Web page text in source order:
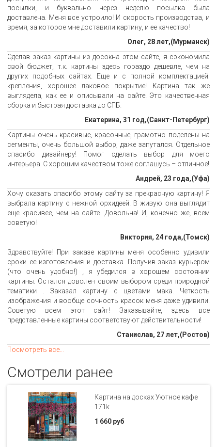
посылки, и буквально через неделю посылка была
доставлена. Меня все устроило! И скорость производства, и
время, за которое мне доставили картину, и ее качество!
Олег, 28 лет,(Мурманск)
Сделав заказ картины из досокна этом сайте, я сэкономила
свой бюджет, т.к. картины здесь гораздо дешевле, чем на
других подобных сайтах. Еще и с полной комплектацией:
крепления, хорошее лаковое покрытие! Картина так же
выглядела, как ее и описывали на сайте. Это качественная
сборка и быстрая доставка до СПБ.
Екатерина, 31 год,(Санкт-Петербург)
Картины очень красивые, красочные, грамотно поделены на
сегменты, очень большой выбор, даже запутался. Отдельное
спасибо дизайнеру! Помог сделать выбор для моего
интерьера. С хорошим качеством тоже соглашусь – отличное!
Андрей, 23 года,(Уфа)
Хочу сказать спасибо этому сайту за прекрасную картину! Я
выбрала картину с нежной орхидеей. В живую она выглядит
еще красивее, чем на сайте. Довольна! И, конечно же, всем
советую!
Виктория, 24 года,(Томск)
Здравствуйте! При заказе картины меня особенно удивили
сроки ее изготовления и доставка. Получив заказ курьером
(что очень удобно!) , я убедился в хорошем состоянии
картины. Остался доволен своим выбором среди природной
тематики . Заказал картину с цветами мака. Четкость
изображения и вообще сочность красок меня даже удивили!
Советую всем этот сайт! Заказывайте, здесь все
представленные картины соответствуют действительности!
Станислав, 27 лет,(Ростов)
Посмотреть все...
Смотрели ранее
Картина на досках Уютное кафе
171k
1 660 руб